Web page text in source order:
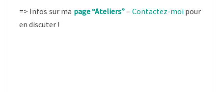
=> Infos sur ma page “Ateliers”– Contactez-moipour
en discuter !